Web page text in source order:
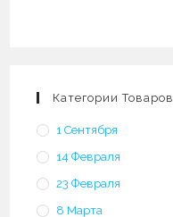
Категории Товаров
1 Сентября
14 Февраля
23 Февраля
8 Марта